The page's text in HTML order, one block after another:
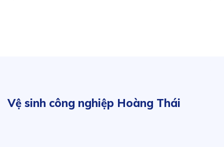
Vệ sinh công nghiệp Hoàng Thái